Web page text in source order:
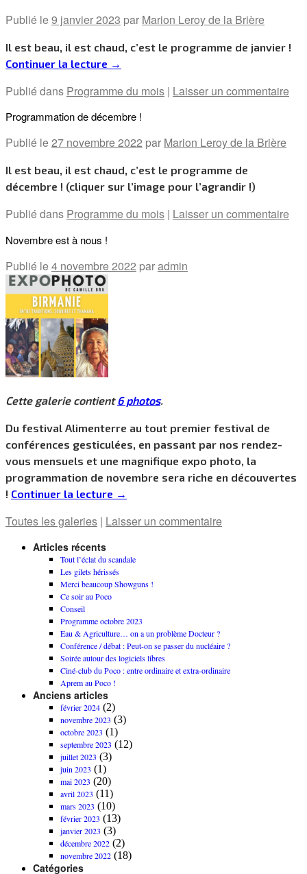
Publié le9 janvier 2023 par Marion Leroy de la Brière
Il est beau, il est chaud, c’est le programme de janvier !
Continuer la lecture →
Publié dans Programme du mois | Laisser un commentaire
Programmation de décembre !
Publié le27 novembre 2022 par Marion Leroy de la Brière
Il est beau, il est chaud, c’est le programme de
décembre ! (cliquer sur l’image pour l’agrandir !)
Publié dans Programme du mois | Laisser un commentaire
Novembre est à nous !
Publié le4 novembre 2022 paradmin
Cette galerie contient6 photos.
Du festival Alimenterre au tout premier festival de
conférences gesticulées, en passant par nos rendez-
vous mensuels et une magnifique expo photo, la
programmation de novembre sera riche en découvertes
! Continuer la lecture →
Toutes les galeries | Laisser un commentaire
Articles récents
Tout l’éclat du scandale
Les gilets hérissés
Merci beaucoup Showguns !
Ce soir au Poco
Conseil
Programme octobre 2023
Eau & Agriculture… on a un problème Docteur ?
Conférence / débat : Peut-on se passer du nucléaire ?
Soirée autour des logiciels libres
Ciné-club du Poco : entre ordinaire et extra-ordinaire
Aprem au Poco !
Anciens articles
février 2024 (2)
novembre 2023 (3)
octobre 2023 (1)
septembre 2023 (12)
juillet 2023 (3)
juin 2023 (1)
mai 2023 (20)
avril 2023 (11)
mars 2023 (10)
février 2023 (13)
janvier 2023 (3)
décembre 2022 (2)
novembre 2022 (18)
Catégories